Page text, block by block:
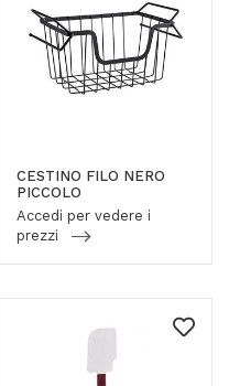
CESTINO FILO NERO
PICCOLO
Accedi per vedere i
prezzi